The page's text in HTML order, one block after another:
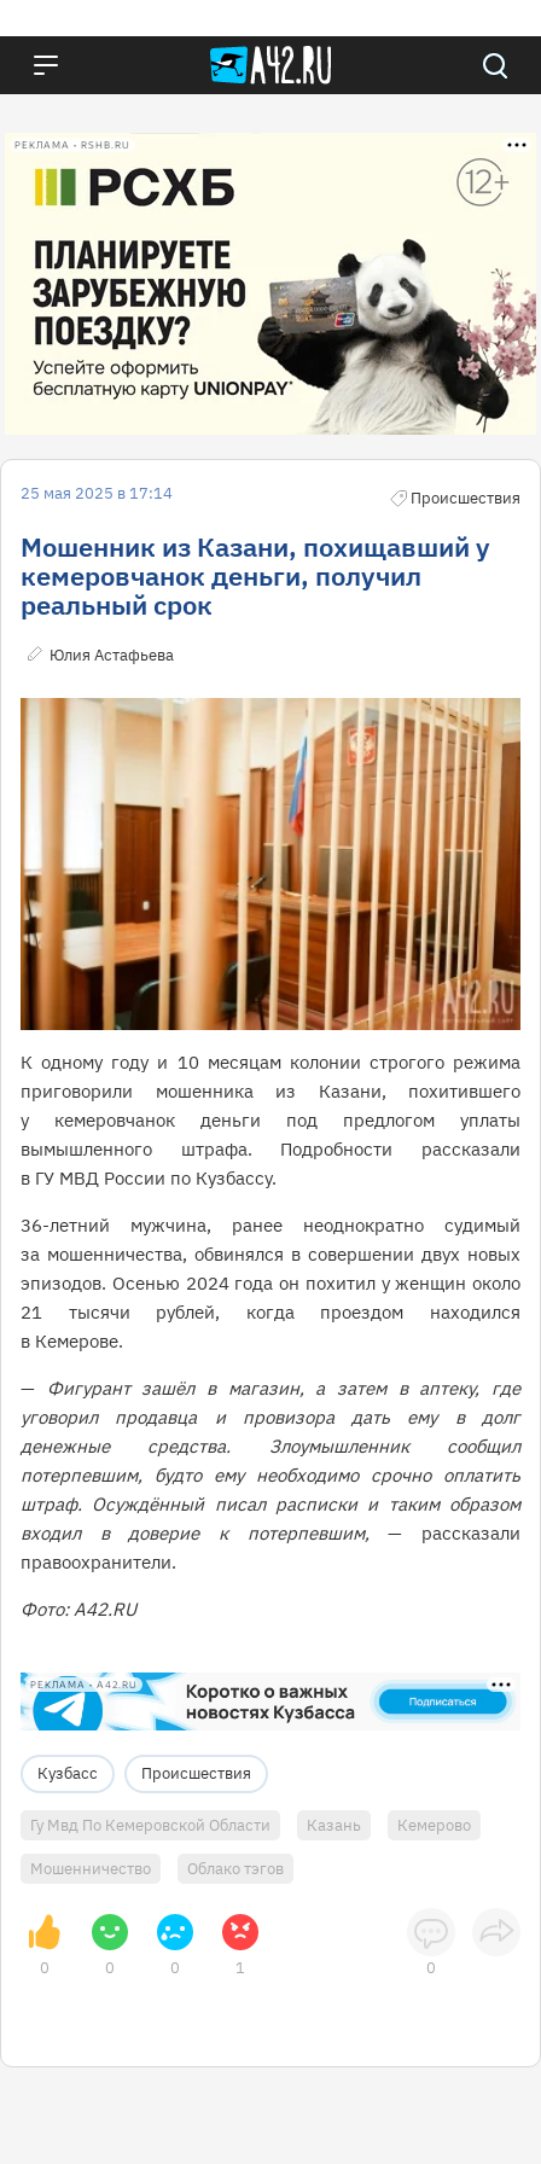
РЕКЛАМА • RSHB.RU
25 мая 2025 в 17:14 Происшествия
Мошенник из Казани, похищавший у
кемеровчанок деньги, получил
реальный срок
Юлия Астафьева
К одному году и 10 месяцам колонии строгого режима
приговорили мошенника из Казани, похитившего
у кемеровчанок деньги под предлогом уплаты
вымышленного штрафа. Подробности рассказали
в ГУ МВД России по Кузбассу.
36-летний мужчина, ранее неоднократно судимый
за мошенничества, обвинялся в совершении двух новых
эпизодов. Осенью 2024 года он похитил у женщин около
21 тысячи рублей, когда проездом находился
в Кемерове.
—
Фигурант зашёл в магазин, а затем в аптеку, где
уговорил продавца и провизора дать ему в долг
денежные средства. Злоумышленник сообщил
потерпевшим, будто ему необходимо срочно оплатить
штраф. Осуждённый писал расписки и таким образом
входил в доверие к потерпевшим,— рассказали
правоохранители.
Фото: A42.RU
РЕКЛАМА • A42.RU
Кузбасс Происшествия
Гу Мвд По Кемеровской Области Казань Кемерово
Мошенничество Облако тэгов
0 0 0 1 0